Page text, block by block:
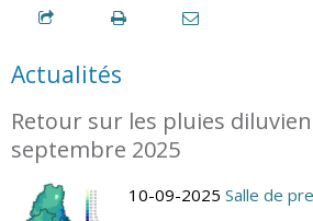
Actualités
Retour sur les pluies
septembre 2025
10-09-2025 Salle de